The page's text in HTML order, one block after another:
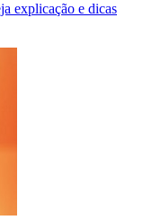
explicação e dicas